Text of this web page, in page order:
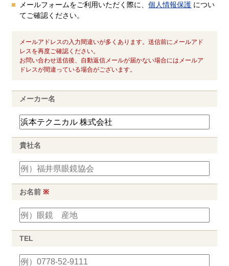
メールフォームをご利用いただく際に、個人情報保護 につい
てご確認ください。
メールアドレスの入力間違いが多くあります。送信前にメールアド
レスを再度ご確認ください。
お問い合わせ送信後、自動返信メールが届かない場合にはメールア
ドレスが間違っている場合がございます。
メーカー名
貴社名
お名前※
TEL